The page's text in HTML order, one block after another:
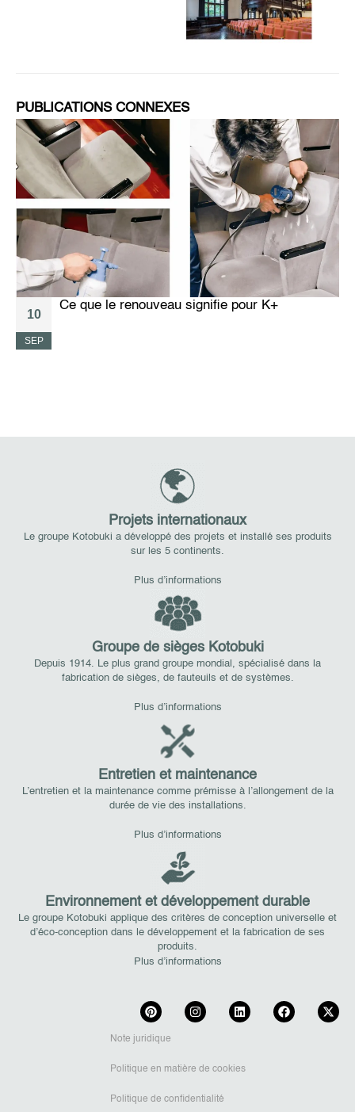
PUBLICATIONS CONNEXES
10
SEP
Ce que le renouveau signifie pour K+
Projets internationaux
Le groupe Kotobuki a développé des projets et installé ses produits
sur les 5 continents.
Plus d’informations
Groupe de sièges Kotobuki
Depuis 1914. Le plus grand groupe mondial, spécialisé dans la
fabrication de sièges, de fauteuils et de systèmes.
Plus d’informations
Entretien et maintenance
L’entretien et la maintenance comme prémisse à l’allongement de la
durée de vie des installations.
Plus d’informations
Environnement et développement durable
Le groupe Kotobuki applique des critères de conception universelle et
d’éco-conception dans le développement et la fabrication de ses
produits.
Plus d’informations
Note juridique
Politique en matière de cookies
Politique de confidentialité